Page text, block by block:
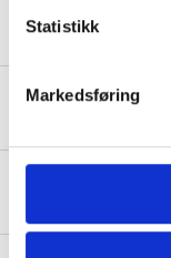
Statistikk
Markedsføring
Safety
About the